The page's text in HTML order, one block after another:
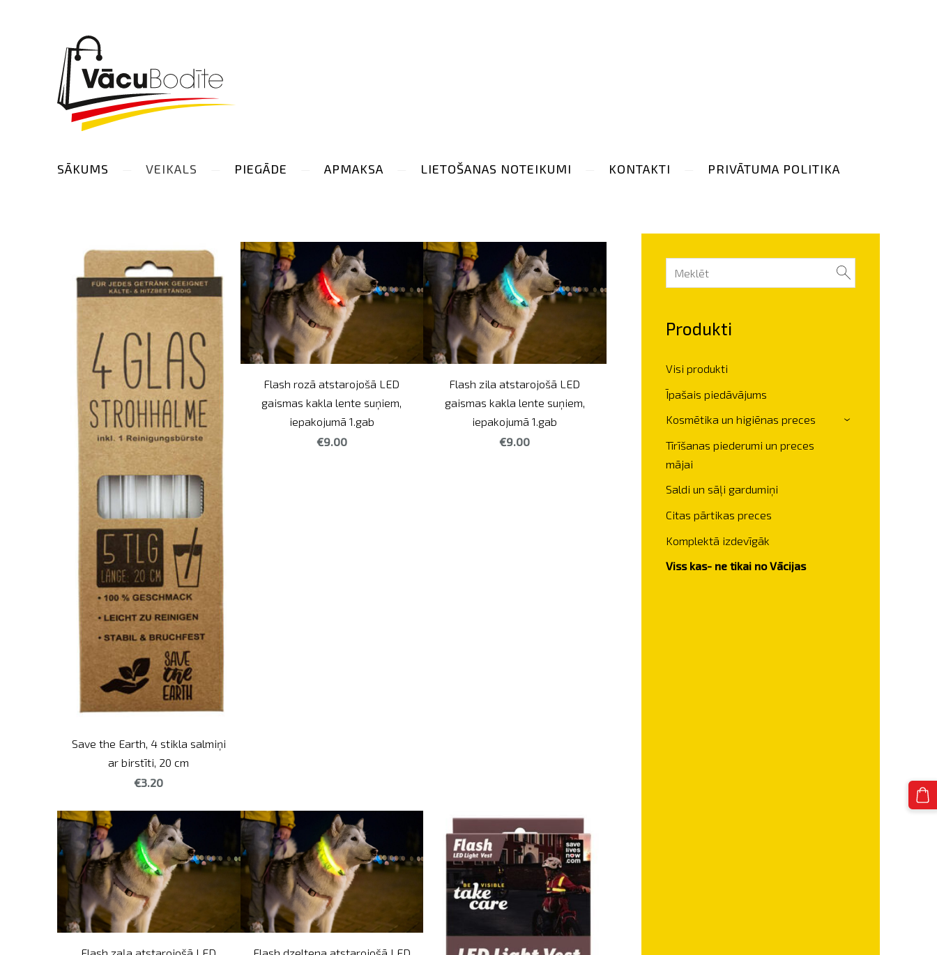
SĀKUMS VEIKALS PIEGĀDE APMAKSA LIETOŠANAS NOTEIKUMI KONTAKTI PRIVĀTUMA POLITIKA
Produkti
Visi produkti
Īpašais piedāvājums
Kosmētika un higiēnas preces
›
Tīrīšanas piederumi un preces
mājai
Saldi un sāļi gardumiņi
Citas pārtikas preces
Komplektā izdevīgāk
Viss kas- ne tikai no Vācijas
Save the Earth, 4 stikla salmiņi
ar birstīti, 20 cm
€3.20
Flash rozā atstarojošā LED
gaismas kakla lente suņiem,
iepakojumā 1.gab
€9.00
Flash zila atstarojošā LED
gaismas kakla lente suņiem,
iepakojumā 1.gab
€9.00
Flash zaļa atstarojošā LED
Flash dzeltena atstarojošā LED